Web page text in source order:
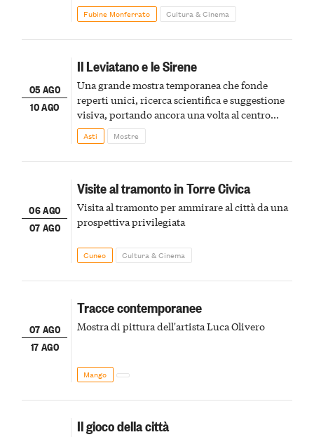
Fubine Monferrato Cultura & Cinema
05 AGO
10 AGO
Il Leviatano e le Sirene
Una grande mostra temporanea che fonde
reperti unici, ricerca scientifica e suggestione
visiva, portando ancora una volta al centro
della scena le meraviglie del passato astigiano
Asti Mostre
06 AGO
07 AGO
Visite al tramonto in Torre Civica
Visita al tramonto per ammirare al città da una
prospettiva privilegiata
Cuneo Cultura & Cinema
07 AGO
17 AGO
Tracce contemporanee
Mostra di pittura dell'artista Luca Olivero
Mango
Il gioco della città